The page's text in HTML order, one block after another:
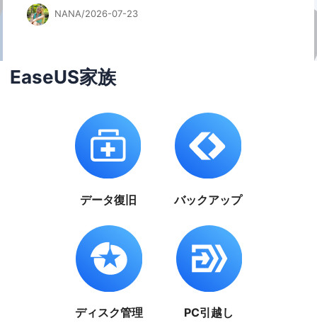
NANA/2026-07-23
EaseUS家族
データ復旧 バックアップ
ディスク管理 PC引越し